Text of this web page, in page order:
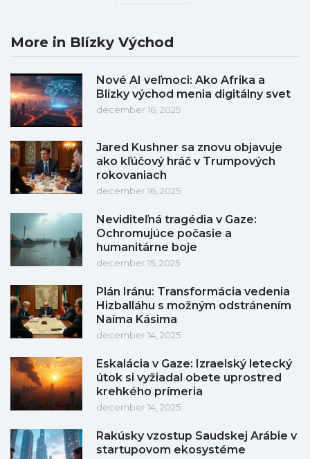
More in Blízky Východ
Nové AI veľmoci: Ako Afrika a
Blízky východ menia digitálny svet
december 16, 2025
Jared Kushner sa znovu objavuje
ako kľúčový hráč v Trumpových
rokovaniach
december 16, 2025
Neviditeľná tragédia v Gaze:
Ochromujúce počasie a
humanitárne boje
december 15, 2025
Plán Iránu: Transformácia vedenia
Hizballáhu s možným odstránením
Naíma Kásima
december 14, 2025
Eskalácia v Gaze: Izraelský letecký
útok si vyžiadal obete uprostred
krehkého prímeria
december 14, 2025
Rakúsky vzostup Saudskej Arábie v
startupovom ekosystéme